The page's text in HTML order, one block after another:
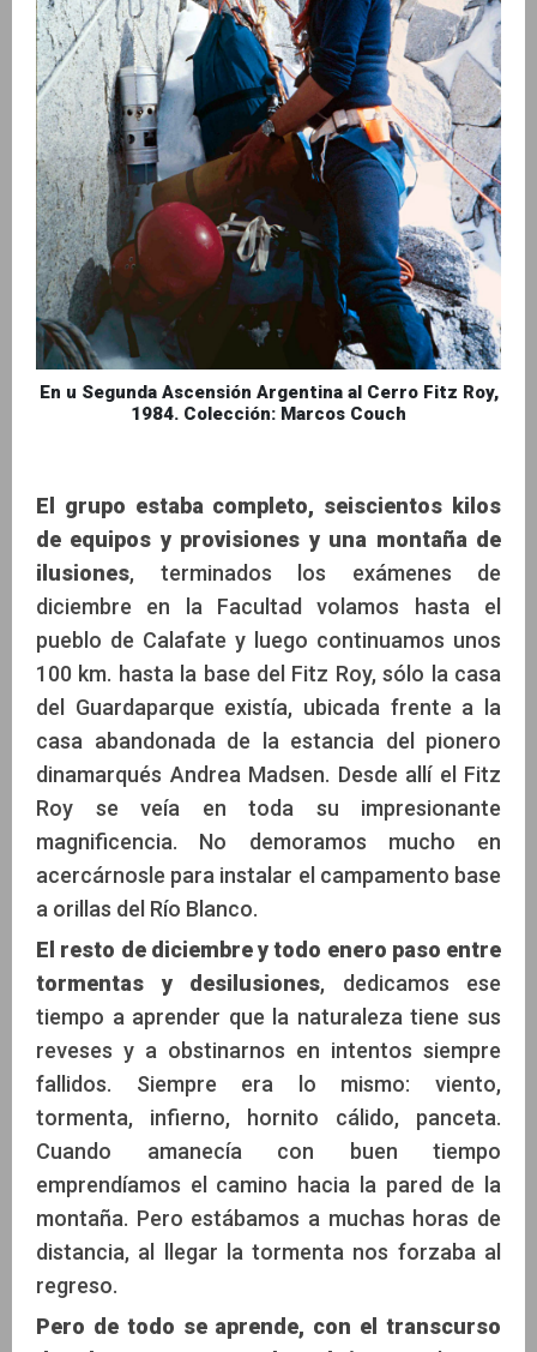
En u Segunda Ascensión Argentina al Cerro Fitz Roy,
1984. Colección: Marcos Couch
El grupo estaba completo, seiscientos kilos
de equipos y provisiones y una montaña de
ilusiones, terminados los exámenes de
diciembre en la Facultad volamos hasta el
pueblo de Calafate y luego continuamos unos
100 km. hasta la base del Fitz Roy, sólo la casa
del Guardaparque existía, ubicada frente a la
casa abandonada de la estancia del pionero
dinamarqués Andrea Madsen. Desde allí el Fitz
Roy se veía en toda su impresionante
magnificencia. No demoramos mucho en
acercárnosle para instalar el campamento base
a orillas del Río Blanco.
El resto de diciembre y todo enero paso entre
tormentas y desilusiones, dedicamos ese
tiempo a aprender que la naturaleza tiene sus
reveses y a obstinarnos en intentos siempre
fallidos. Siempre era lo mismo: viento,
tormenta, infierno, hornito cálido, panceta.
Cuando amanecía con buen tiempo
emprendíamos el camino hacia la pared de la
montaña. Pero estábamos a muchas horas de
distancia, al llegar la tormenta nos forzaba al
regreso.
Pero de todo se aprende, con el transcurso